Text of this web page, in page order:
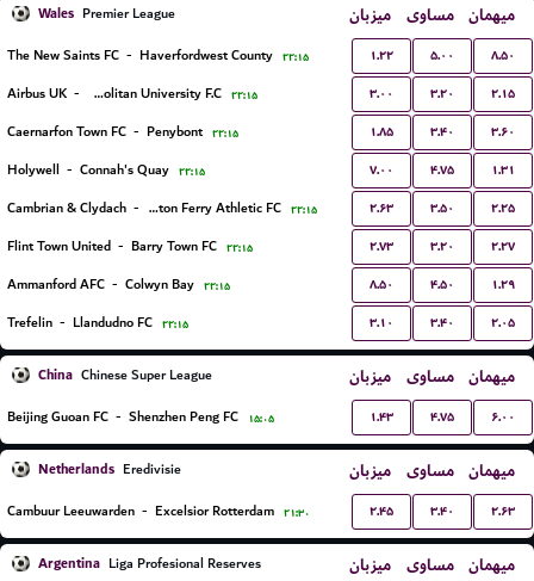
Wales Premier League میزبان مساوی میهمان
The New Saints FC - Haverfordwest County ۲۲:۱۵ ۱.۲۲ ۵.۰۰ ۸.۵۰
Airbus UK - Cardiff Metropolitan University F.C. ۲۲:۱۵ ۳.۰۰ ۳.۲۰ ۲.۱۵
Caernarfon Town FC - Penybont ۲۲:۱۵ ۱.۸۵ ۳.۴۰ ۳.۶۰
Holywell - Connah's Quay ۲۲:۱۵ ۷.۰۰ ۴.۷۵ ۱.۳۱
Cambrian & Clydach - Briton Ferry Athletic FC ۲۲:۱۵ ۲.۶۳ ۳.۵۰ ۲.۲۵
Flint Town United - Barry Town FC ۲۲:۱۵ ۲.۷۳ ۳.۲۰ ۲.۲۷
Ammanford AFC - Colwyn Bay ۲۲:۱۵ ۸.۵۰ ۴.۵۰ ۱.۲۹
Trefelin - Llandudno FC ۲۲:۱۵ ۳.۱۰ ۳.۴۰ ۲.۰۵
China Chinese Super League میزبان مساوی میهمان
Beijing Guoan FC - Shenzhen Peng FC ۱۵:۰۵ ۱.۴۳ ۴.۷۵ ۶.۰۰
Netherlands Eredivisie میزبان مساوی میهمان
Cambuur Leeuwarden - Excelsior Rotterdam ۲۱:۳۰ ۲.۴۵ ۳.۴۰ ۲.۶۳
Argentina Liga Profesional Reserves میزبان مساوی میهمان